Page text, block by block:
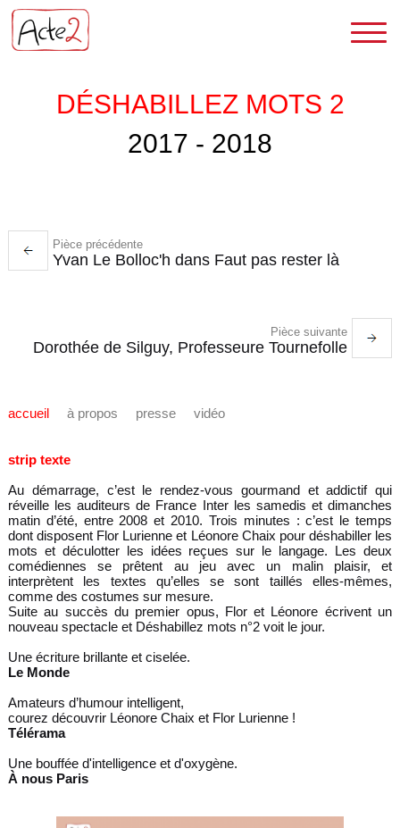
DÉSHABILLEZ MOTS 2
2017 - 2018
Pièce précédente
Yvan Le Bolloc'h dans Faut pas rester là
Pièce suivante
Dorothée de Silguy, Professeure Tournefolle
accueil à propos presse vidéo
strip texte
Au démarrage, c’est le rendez-vous gourmand et addictif qui
réveille les auditeurs de France Inter les samedis et dimanches
matin d’été, entre 2008 et 2010. Trois minutes : c’est le temps
dont disposent Flor Lurienne et Léonore Chaix pour déshabiller les
mots et déculotter les idées reçues sur le langage. Les deux
comédiennes se prêtent au jeu avec un malin plaisir, et
interprètent les textes qu’elles se sont taillés elles-mêmes,
comme des costumes sur mesure.
Suite au succès du premier opus, Flor et Léonore écrivent un
nouveau spectacle et Déshabillez mots n°2 voit le jour.
Une écriture brillante et ciselée.
Le Monde
Amateurs d’humour intelligent,
courez découvrir Léonore Chaix et Flor Lurienne !
Télérama
Une bouffée d'intelligence et d'oxygène.
À nous Paris